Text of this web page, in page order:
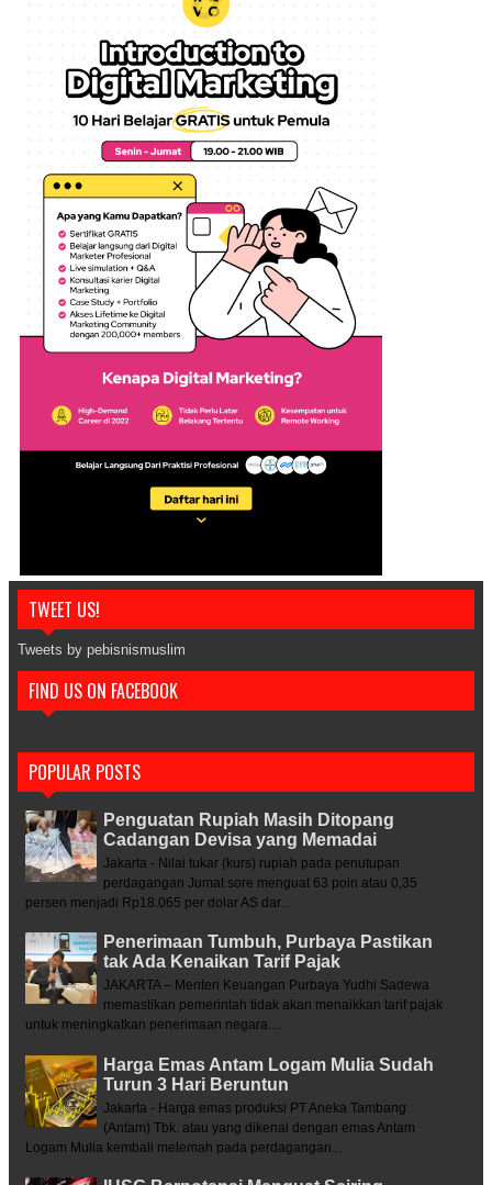
TWEET US!
Tweets by pebisnismuslim
FIND US ON FACEBOOK
POPULAR POSTS
Penguatan Rupiah Masih Ditopang
Cadangan Devisa yang Memadai
Jakarta - Nilai tukar (kurs) rupiah pada penutupan
perdagangan Jumat sore menguat 63 poin atau 0,35
persen menjadi Rp18.065 per dolar AS dar...
Penerimaan Tumbuh, Purbaya Pastikan
tak Ada Kenaikan Tarif Pajak
JAKARTA – Menteri Keuangan Purbaya Yudhi Sadewa
memastikan pemerintah tidak akan menaikkan tarif pajak
untuk meningkatkan penerimaan negara....
Harga Emas Antam Logam Mulia Sudah
Turun 3 Hari Beruntun
Jakarta - Harga emas produksi PT Aneka Tambang
(Antam) Tbk. atau yang dikenal dengan emas Antam
Logam Mulia kembali melemah pada perdagangan...